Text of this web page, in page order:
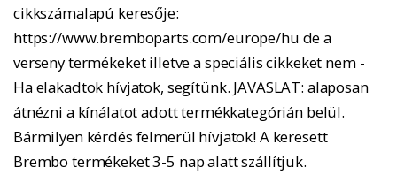
cikkszámalapú keresője:
https://www.bremboparts.com/europe/hu de a
verseny termékeket illetve a speciális cikkeket nem -
Ha elakadtok hívjatok, segítünk. JAVASLAT: alaposan
átnézni a kínálatot adott termékkategórián belül.
Bármilyen kérdés felmerül hívjatok! A keresett
Brembo termékeket 3-5 nap alatt szállítjuk.